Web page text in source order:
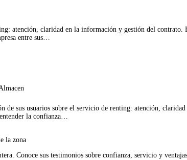
atención, claridad en la información y gestión del contrato.
entre sus…
sus usuarios sobre el servicio de renting: atención,
la confianza…
la zona
Conoce sus testimonios sobre confianza, servicio y